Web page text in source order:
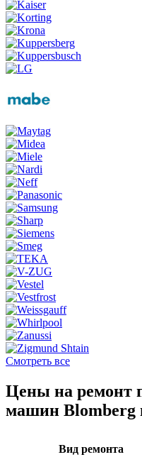
Смотреть все
Цены на ремонт
машин Blomberg
Вид ремонта